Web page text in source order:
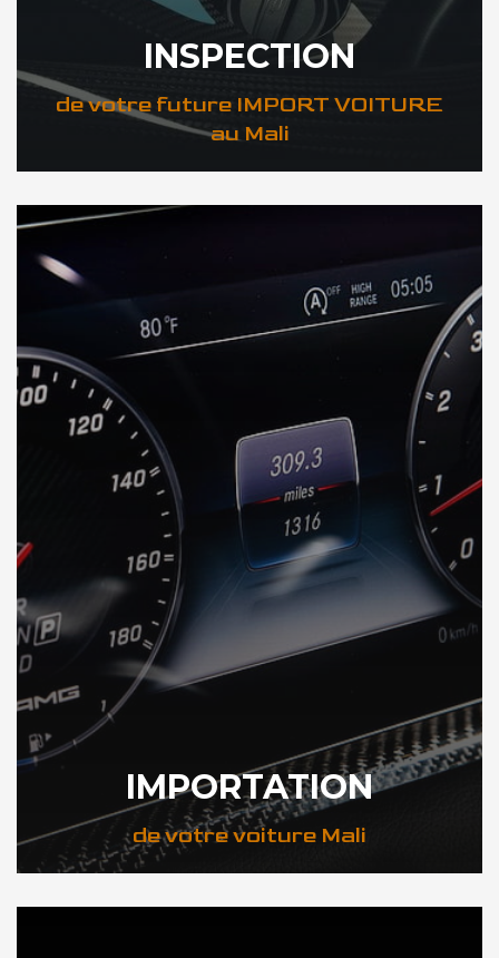
INSPECTION
de votre future IMPORT VOITURE
au Mali
DÉCOUVREZ VOTRE INSPECTION AUTO au Mali
IMPORTATION
de votre voiture Mali